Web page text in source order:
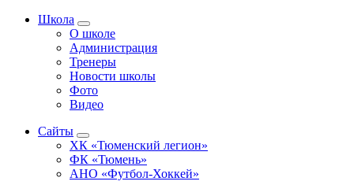
Школа
О школе
Администрация
Тренеры
Новости школы
Фото
Видео
Сайты
ХК «Тюменский легион»
ФК «Тюмень»
АНО «Футбол-Хоккей»